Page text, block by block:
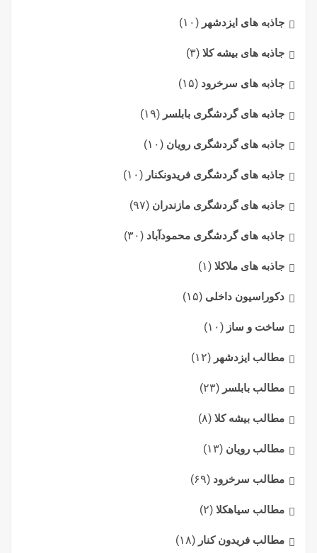
جاذبه های ایزدشهر (۱۰)
جاذبه های بیشه کلا (۳)
جاذبه های سرخرود (۱۵)
جاذبه های گردشگری بابلسر (۱۹)
جاذبه های گردشگری رویان (۱۰)
جاذبه های گردشگری فریدونکنار (۱۰)
جاذبه های گردشگری مازندران (۹۷)
جاذبه های گردشگری محمودآباد (۳۰)
جاذبه های ملاکلا (۱)
دکوراسیون داخلی (۱۵)
ساخت و ساز (۱۰)
مطالب ایزدشهر (۱۲)
مطالب بابلسر (۲۳)
مطالب بیشه کلا (۸)
مطالب رویان (۱۳)
مطالب سرخرود (۶۹)
مطالب سیاهکلا (۲)
مطالب فریدون کنار (۱۸)